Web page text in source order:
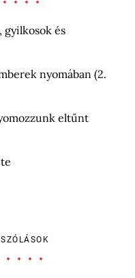
gyilkosok és
nyomában (2.
eltűnt